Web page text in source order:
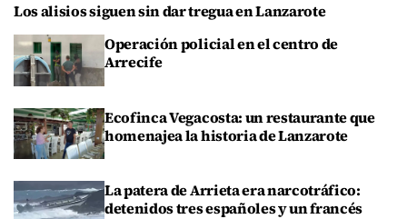
Los alisios siguen sin dar tregua en Lanzarote
Operación policial en el centro de
Arrecife
Ecofinca Vegacosta: un restaurante que
homenajea la historia de Lanzarote
La patera de Arrieta era narcotráfico:
detenidos tres españoles y un francés